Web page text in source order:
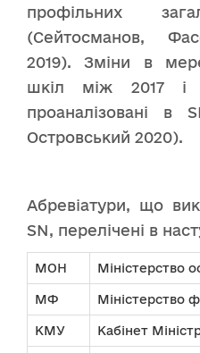
профільних
(Сейтосманов,
2019). Зміни в
шкіл між 2017 і
проаналізовані в
Островський 2020).
Абревіатури, що
SN, перелічені в
МОН Міністерство
МФ Міністерство
КМУ Кабінет